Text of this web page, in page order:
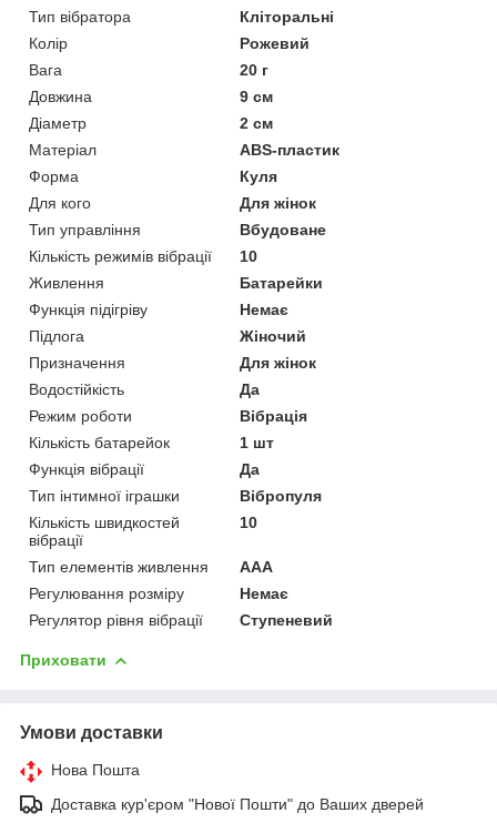
Тип вібратора
Кліторальні
Колір
Рожевий
Вага
20 г
Довжина
9 см
Діаметр
2 см
Матеріал
ABS-пластик
Форма
Куля
Для кого
Для жінок
Тип управління
Вбудоване
Кількість режимів вібрації
10
Живлення
Батарейки
Функція підігріву
Немає
Підлога
Жіночий
Призначення
Для жінок
Водостійкість
Да
Режим роботи
Вібрація
Кількість батарейок
1 шт
Функція вібрації
Да
Тип інтимної іграшки
Вібропуля
Кількість швидкостей
вібрації
10
Тип елементів живлення
AAA
Регулювання розміру
Немає
Регулятор рівня вібрації
Ступеневий
Приховати
Умови доставки
Нова Пошта
Доставка кур'єром "Нової Пошти" до Ваших дверей